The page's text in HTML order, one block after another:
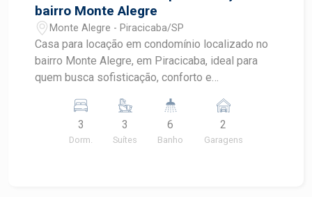
bairro Monte Alegre
Monte Alegre - Piracicaba/SP
Casa para locação em condomínio localizado no
bairro Monte Alegre, em Piracicaba, ideal para
quem busca sofisticação, conforto e
ambientes integrados e acabamento impecável,
esta residência foi projetada para proporcionar
bem-estar, privacidade e uma experiência única
3
Dorm.
3
Suítes
6
Banho
2
Garagens